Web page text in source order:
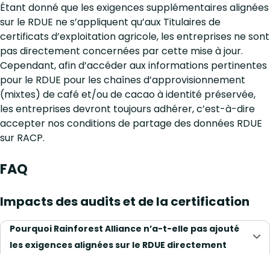
Étant donné que les exigences supplémentaires alignées
sur le RDUE ne s’appliquent qu’aux Titulaires de
certificats d’exploitation agricole, les entreprises ne sont
pas directement concernées par cette mise à jour.
Cependant, afin d’accéder aux informations pertinentes
pour le RDUE pour les chaînes d’approvisionnement
(mixtes) de café et/ou de cacao à identité préservée,
les entreprises devront toujours adhérer, c’est-à-dire
accepter nos conditions de partage des données RDUE
sur RACP.
FAQ
Impacts des audits et de la certification
Pourquoi Rainforest Alliance n’a-t-elle pas ajouté
les exigences alignées sur le RDUE directement